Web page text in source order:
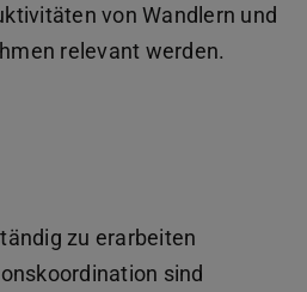
von Wandlern und
relevant werden.
zu erarbeiten
sind